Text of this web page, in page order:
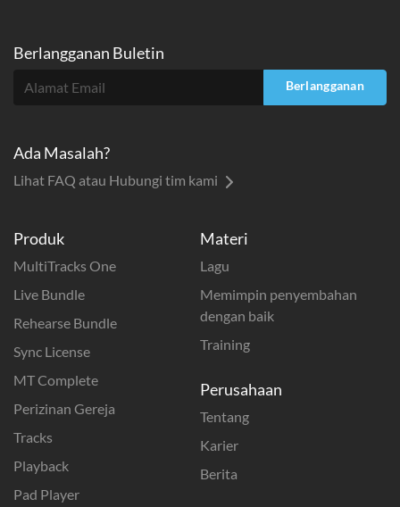
Produk
MultiTracks One
Live Bundle
Rehearse Bundle
Sync License
MT Complete
Perizinan Gereja
Tracks
Playback
Pad Player
Materi
Lagu
Memimpin penyembahan
dengan baik
Training
Perusahaan
Tentang
Karier
Berita
Berlangganan Buletin
Berlangganan
Ada Masalah?
Lihat FAQ atau Hubungi tim kami